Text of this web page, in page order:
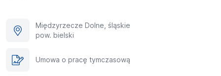
Międzyrzecze Dolne, śląskie
pow. bielski
Umowa o pracę tymczasową